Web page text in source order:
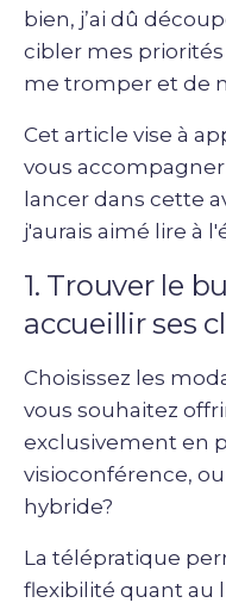
bien, j’ai dû
cibler mes
me tromper et de
Cet article vise à
vous accompagner
lancer dans cette
j'aurais aimé lire à
1. Trouver le
accueillir ses
Choisissez les
vous souhaitez
exclusivement en
visioconférence,
hybride?
La télépratique
flexibilité quant au